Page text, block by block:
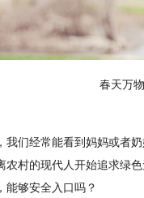
春天万
们经常能看到妈妈或者
村的现代人开始追求绿
能够安全入口吗？